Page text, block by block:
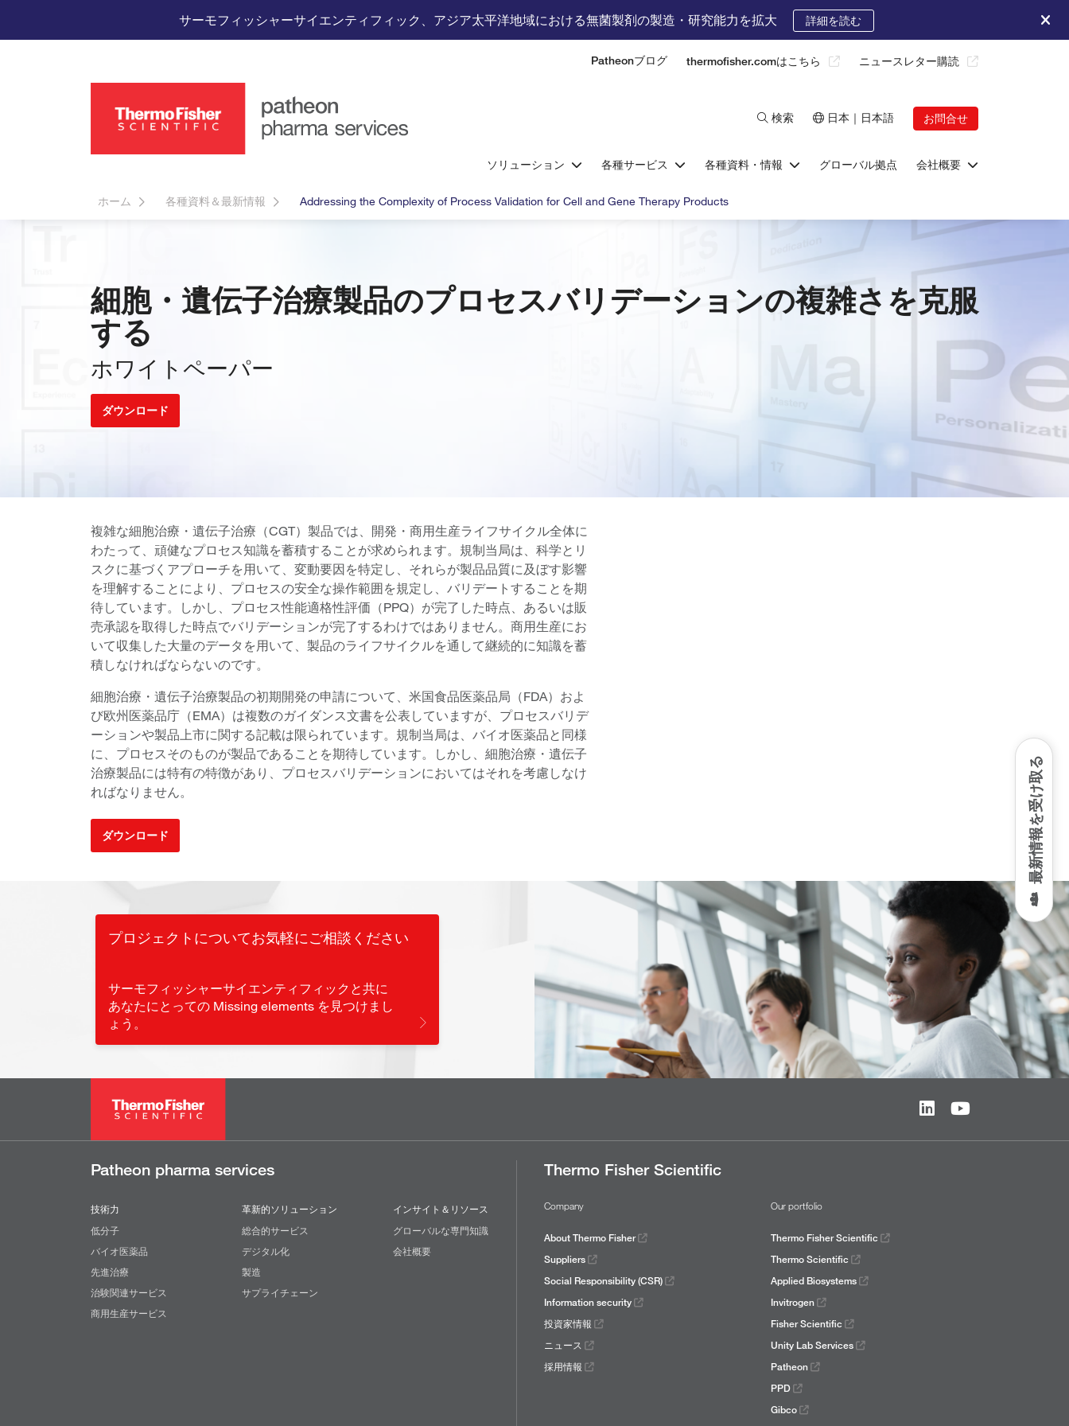
サーモフィッシャーサイエンティフィック、アジア太平洋地域における無菌製剤の製造・研究能力を拡大 詳細を読む
Patheonブログ thermofisher.comはこちら ニュースレター購読
検索 日本｜日本語 お問合せ
ソリューション 各種サービス 各種資料・情報 グローバル拠点 会社概要
ホーム 各種資料＆最新情報 Addressing the Complexity of Process Validation for Cell and Gene Therapy Products
最新情報を受け取る
細胞・遺伝子治療製品のプロセスバリデーションの複雑さを克服
する
ホワイトペーパー
ダウンロード
複雑な細胞治療・遺伝子治療（CGT）製品では、開発・商用生産ライフサイクル全体に
わたって、頑健なプロセス知識を蓄積することが求められます。規制当局は、科学とリ
スクに基づくアプローチを用いて、変動要因を特定し、それらが製品品質に及ぼす影響
を理解することにより、プロセスの安全な操作範囲を規定し、バリデートすることを期
待しています。しかし、プロセス性能適格性評価（PPQ）が完了した時点、あるいは販
売承認を取得した時点でバリデーションが完了するわけではありません。商用生産にお
いて収集した大量のデータを用いて、製品のライフサイクルを通して継続的に知識を蓄
積しなければならないのです。
細胞治療・遺伝子治療製品の初期開発の申請について、米国食品医薬品局（FDA）およ
び欧州医薬品庁（EMA）は複数のガイダンス文書を公表していますが、プロセスバリデ
ーションや製品上市に関する記載は限られています。規制当局は、バイオ医薬品と同様
に、プロセスそのものが製品であることを期待しています。しかし、細胞治療・遺伝子
治療製品には特有の特徴があり、プロセスバリデーションにおいてはそれを考慮しなけ
ればなりません。
ダウンロード
プロジェクトについてお気軽にご相談ください
サーモフィッシャーサイエンティフィックと共に
あなたにとっての Missing elements を見つけまし
ょう。
Patheon pharma services
技術力
低分子
バイオ医薬品
先進治療
治験関連サービス
商用生産サービス
革新的ソリューション
総合的サービス
デジタル化
製造
サプライチェーン
インサイト＆リソース
グローバルな専門知識
会社概要
Thermo Fisher Scientific
Company
About Thermo Fisher
Suppliers
Social Responsibility (CSR)
Information security
投資家情報
ニュース
採用情報
Our portfolio
Thermo Fisher Scientific
Thermo Scientific
Applied Biosystems
Invitrogen
Fisher Scientific
Unity Lab Services
Patheon
PPD
Gibco